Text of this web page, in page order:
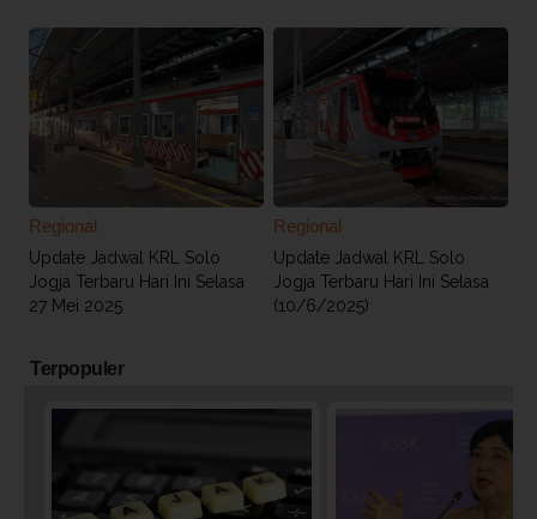
Regional
Update Jadwal KRL Solo
Jogja Terbaru Hari Ini Selasa
27 Mei 2025
Regional
Update Jadwal KRL Solo
Jogja Terbaru Hari Ini Selasa
(10/6/2025)
Terpopuler